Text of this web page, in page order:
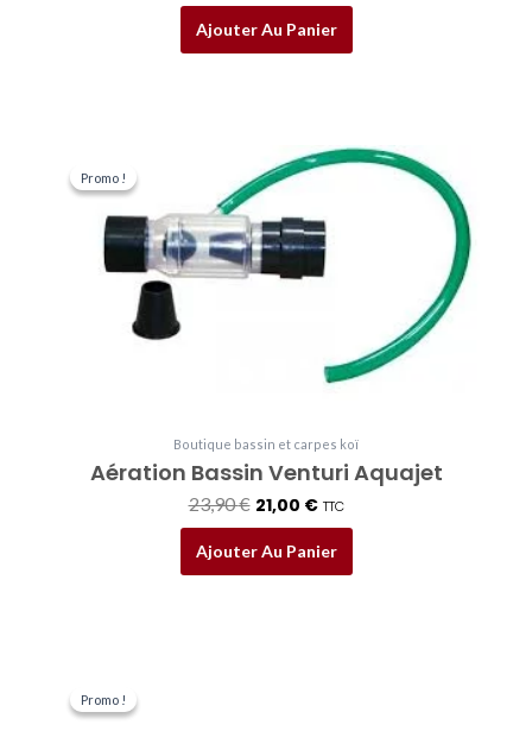
Ajouter Au Panier
Promo !
Promo !
Boutique bassin et carpes koï
Aération Bassin Venturi Aquajet
23,90€
prix
initial
était :
23,90 €.
21,00 €
Le
est :
21,00 €.
TTC
Ajouter Au Panier
Promo !
Promo !